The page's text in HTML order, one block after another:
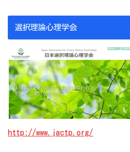
選択理論心理学会
http://www.jactp.org/